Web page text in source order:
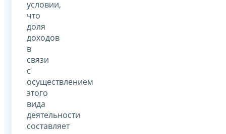
условии,
что
доля
доходов
в
связи
с
осуществлением
этого
вида
деятельности
составляет